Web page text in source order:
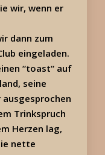
wir, wenn er
dann zum
eingeladen.
“toast“ auf
seine
Trinkspruch
Herzen lag,
nette